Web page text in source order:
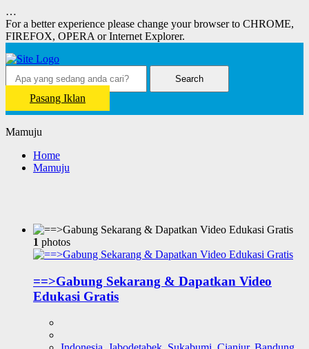
…
For a better experience please change your browser to CHROME,
FIREFOX, OPERA or Internet Explorer.
Search
Pasang Iklan
Mamuju
Home
Mamuju
1 photos
==>Gabung Sekarang & Dapatkan Video
Edukasi Gratis